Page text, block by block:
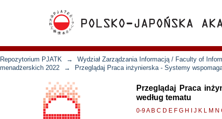
Repozytorium PJATK →
Wydział Zarządzania Informacją / Faculty of
menadżerskich 2022
→ Przeglądaj Praca inżynierska - Systemy
Przeglądaj Praca
według tematu
0-9A B C D E F G H J K L M N